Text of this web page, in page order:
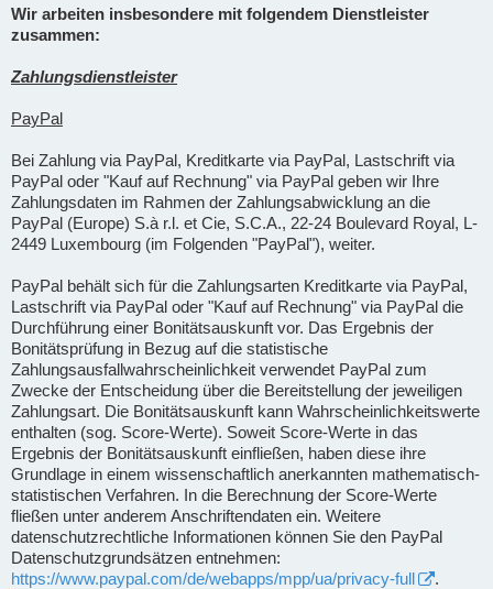
Wir arbeiten insbesondere mit folgendem Dienstleister
zusammen:
Zahlungsdienstleister
PayPal
Bei Zahlung via PayPal, Kreditkarte via PayPal, Lastschrift via
PayPal oder "Kauf auf Rechnung" via PayPal geben wir Ihre
Zahlungsdaten im Rahmen der Zahlungsabwicklung an die
PayPal (Europe) S.à r.l. et Cie, S.C.A., 22-24 Boulevard Royal, L-
2449 Luxembourg (im Folgenden "PayPal"), weiter.
PayPal behält sich für die Zahlungsarten Kreditkarte via PayPal,
Lastschrift via PayPal oder "Kauf auf Rechnung" via PayPal die
Durchführung einer Bonitätsauskunft vor. Das Ergebnis der
Bonitätsprüfung in Bezug auf die statistische
Zahlungsausfallwahrscheinlichkeit verwendet PayPal zum
Zwecke der Entscheidung über die Bereitstellung der jeweiligen
Zahlungsart. Die Bonitätsauskunft kann Wahrscheinlichkeitswerte
enthalten (sog. Score-Werte). Soweit Score-Werte in das
Ergebnis der Bonitätsauskunft einfließen, haben diese ihre
Grundlage in einem wissenschaftlich anerkannten mathematisch-
statistischen Verfahren. In die Berechnung der Score-Werte
fließen unter anderem Anschriftendaten ein. Weitere
datenschutzrechtliche Informationen können Sie den PayPal
Datenschutzgrundsätzen entnehmen:
https://www.paypal.com/de/webapps/mpp/ua/privacy-full
.